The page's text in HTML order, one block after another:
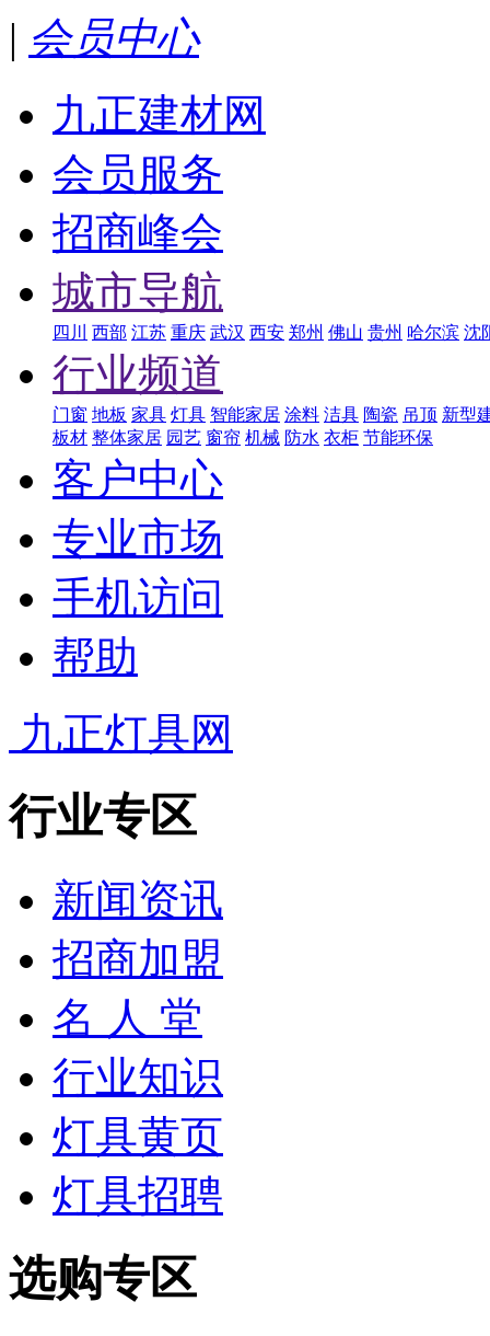
| 会员中心
九正建材网
会员服务
招商峰会
城市导航
四川 西部 江苏 重庆 武汉 西安 郑州 佛山 贵州 哈尔滨 沈
行业频道
门窗 地板 家具 灯具 智能家居 涂料 洁具 陶瓷 吊顶 新型
板材 整体家居 园艺 窗帘 机械 防水 衣柜 节能环保
客户中心
专业市场
手机访问
帮助
九正灯具网
行业专区
新闻资讯
招商加盟
名 人 堂
行业知识
灯具黄页
灯具招聘
选购专区